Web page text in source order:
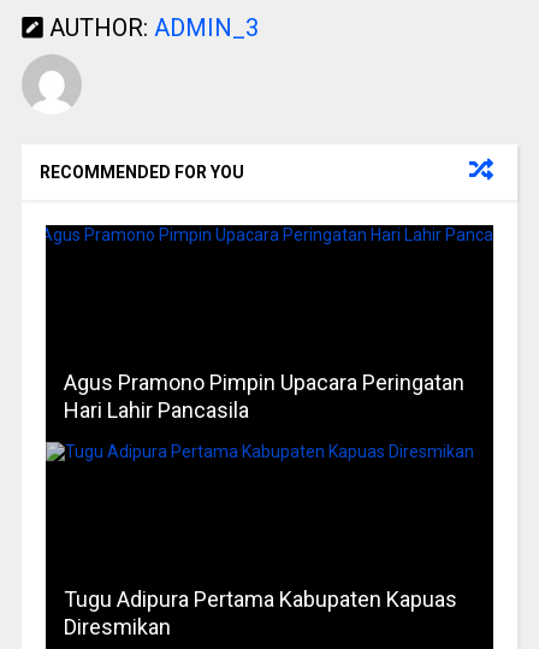
AUTHOR: ADMIN_3
RECOMMENDED FOR YOU
Agus Pramono Pimpin Upacara Peringatan
Hari Lahir Pancasila
Tugu Adipura Pertama Kabupaten Kapuas
Diresmikan